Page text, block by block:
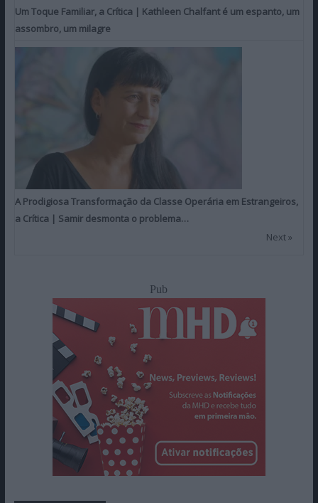
Um Toque Familiar, a Crítica | Kathleen Chalfant é um espanto, um
assombro, um milagre
A Prodigiosa Transformação da Classe Operária em Estrangeiros,
a Crítica | Samir desmonta o problema…
Next »
Pub